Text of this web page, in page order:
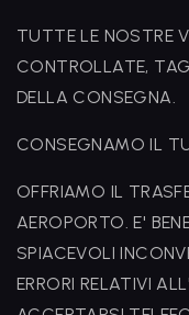
TUTTE LE NOSTRE
CONTROLLATE,
DELLA CONSEGNA.
CONSEGNAMO IL
OFFRIAMO IL
AEROPORTO. E'
SPIACEVOLI
ERRORI RELATIVI